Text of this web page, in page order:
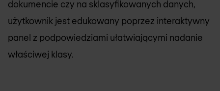
dokumencie czy na sklasyfikowanych danych,
użytkownik jest edukowany poprzez interaktywny
panel z podpowiedziami ułatwiającymi nadanie
właściwej klasy.